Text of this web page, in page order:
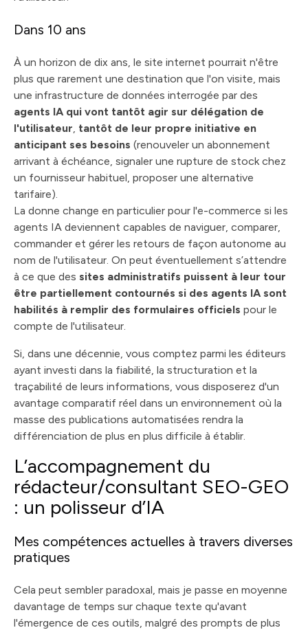
Dans 10 ans
À un horizon de dix ans, le site internet pourrait n'être
plus que rarement une destination que l'on visite, mais
une infrastructure de données interrogée par des
agents IA qui vont tantôt agir sur délégation de
l'utilisateur, tantôt de leur propre initiative en
anticipant ses besoins (renouveler un abonnement
arrivant à échéance, signaler une rupture de stock chez
un fournisseur habituel, proposer une alternative
tarifaire).
La donne change en particulier pour l'e-commerce si les
agents IA deviennent capables de naviguer, comparer,
commander et gérer les retours de façon autonome au
nom de l'utilisateur. On peut éventuellement s’attendre
à ce que des sites administratifs puissent à leur tour
être partiellement contournés si des agents IA sont
habilités à remplir des formulaires officiels pour le
compte de l'utilisateur.
Si, dans une décennie, vous comptez parmi les éditeurs
ayant investi dans la fiabilité, la structuration et la
traçabilité de leurs informations, vous disposerez d'un
avantage comparatif réel dans un environnement où la
masse des publications automatisées rendra la
différenciation de plus en plus difficile à établir.
L’accompagnement du
rédacteur/consultant SEO-GEO
: un polisseur d’IA
Mes compétences actuelles à travers diverses
pratiques
Cela peut sembler paradoxal, mais je passe en moyenne
davantage de temps sur chaque texte qu'avant
l'émergence de ces outils, malgré des prompts de plus